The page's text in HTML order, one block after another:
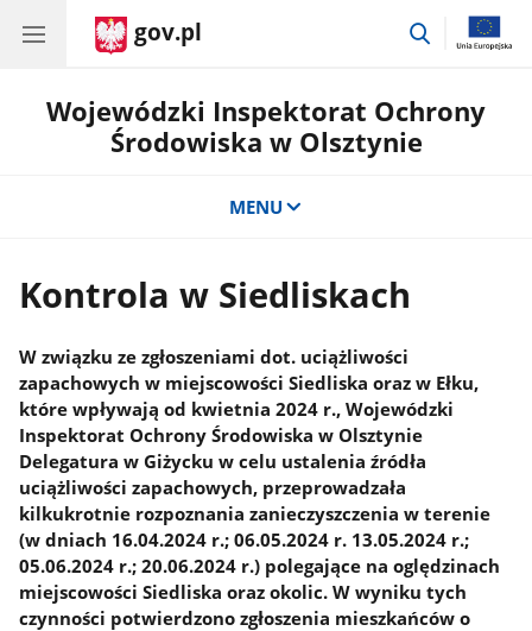
gov.pl
przejdź
Wojewódzki Inspektorat Ochrony
Środowiska w Olsztynie
MENU
Kontrola w Siedliskach
W związku ze zgłoszeniami dot. uciążliwości
zapachowych w miejscowości Siedliska oraz w Ełku,
które wpływają od kwietnia 2024 r., Wojewódzki
Inspektorat Ochrony Środowiska w Olsztynie
Delegatura w Giżycku w celu ustalenia źródła
uciążliwości zapachowych, przeprowadzała
kilkukrotnie rozpoznania zanieczyszczenia w terenie
(w dniach 16.04.2024 r.; 06.05.2024 r. 13.05.2024 r.;
05.06.2024 r.; 20.06.2024 r.) polegające na oględzinach
miejscowości Siedliska oraz okolic. W wyniku tych
czynności potwierdzono zgłoszenia mieszkańców o